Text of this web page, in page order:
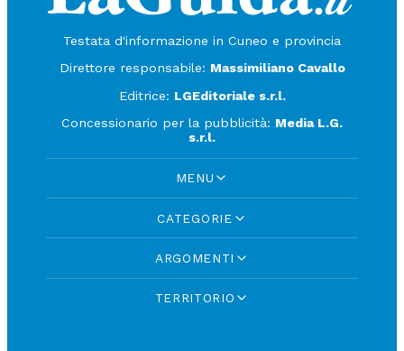
Testata d'informazione in Cuneo e provincia
Direttore responsabile: Massimiliano Cavallo
Editrice: LGEditoriale s.r.l.
Concessionario per la pubblicità: Media L.G.
s.r.l.
MENU
CATEGORIE
ARGOMENTI
TERRITORIO